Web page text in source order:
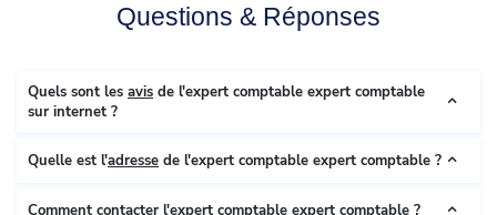
Questions & Réponses
Quels sont les avis de l'expert comptable expert comptable
sur internet ?
Quelle est l'adresse de l'expert comptable expert comptable ?
Comment contacter l'expert comptable expert comptable ?